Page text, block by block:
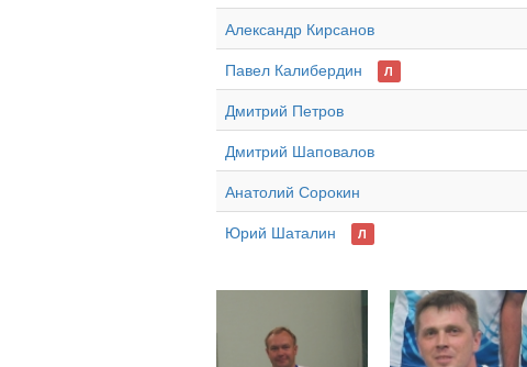
Александр Кирсанов
Павел Калибердин
Л
Дмитрий Петров
Дмитрий Шаповалов
Анатолий Сорокин
Юрий Шаталин
Л